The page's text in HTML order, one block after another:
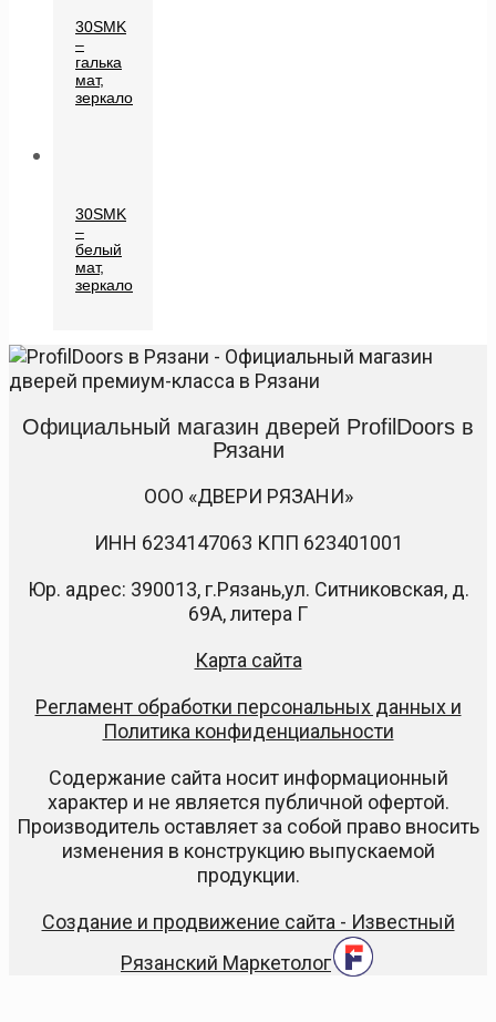
30SMK
–
галька
мат,
зеркало
30SMK
–
белый
мат,
зеркало
Официальный магазин дверей ProfilDoors в
Рязани
ООО «ДВЕРИ РЯЗАНИ»
ИНН 6234147063 КПП 623401001
Юр. адрес: 390013, г.Рязань,ул. Ситниковская, д.
69А, литера Г
Карта сайта
Регламент обработки персональных данных и
Политика конфиденциальности
Содержание сайта носит информационный
характер и не является публичной офертой.
Производитель оставляет за собой право вносить
изменения в конструкцию выпускаемой
продукции.
Создание и продвижение сайта - Известный
Рязанский Маркетолог